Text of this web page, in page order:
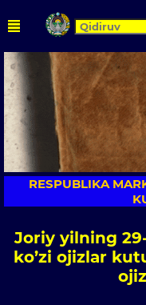
RESPUBLIKA
Joriy yilning
ko’zi ojizlar